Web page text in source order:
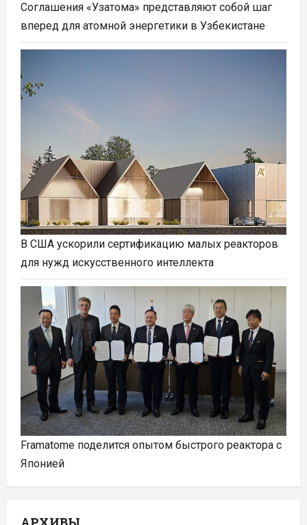
Соглашения «Узатома» представляют собой шаг
вперед для атомной энергетики в Узбекистане
В США ускорили сертификацию малых реакторов
для нужд искусственного интеллекта
Framatome поделится опытом быстрого реактора с
Японией